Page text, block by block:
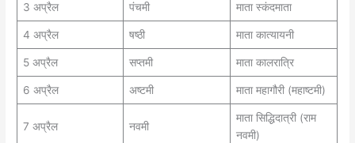
3 अप्रैल पंचमी माता स्कंदमाता
4 अप्रैल षष्ठी माता कात्यायनी
5 अप्रैल सप्तमी माता कालरात्रि
6 अप्रैल अष्टमी माता महागौरी (महाष्टमी)
7 अप्रैल नवमी
माता सिद्धिदात्री (राम
नवमी)